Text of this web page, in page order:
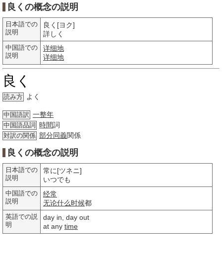
良くの概念の説明
日本語での
説明
良く[ヨク]
詳しく
中国語での
説明
详细地
详细地
良く
読み方 よく
中国語訳 一整年
中国語品詞 時間詞
対訳の関係 部分同義関係
良くの概念の説明
日本語での
説明
常に[ツネニ]
いつでも
中国語での
説明
经常
无论什么时候都
英語での説
明
day in, day out
at any time